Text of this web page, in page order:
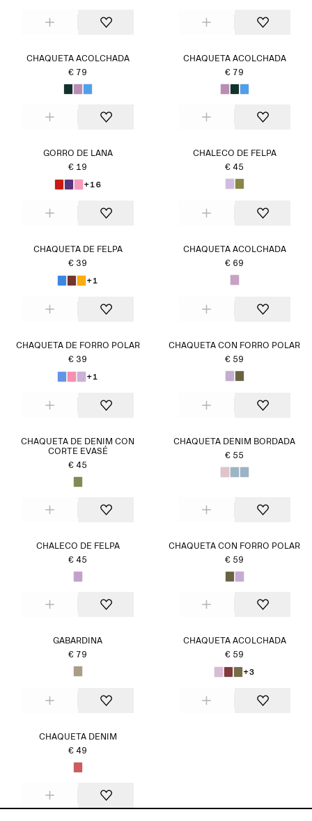
CHAQUETA ACOLCHADA
€ 79
CHAQUETA ACOLCHADA
€ 79
GORRO DE LANA
€ 19
+16
CHALECO DE FELPA
€ 45
CHAQUETA DE FELPA
€ 39
+1
CHAQUETA ACOLCHADA
€ 69
CHAQUETA DE FORRO POLAR
€ 39
+1
CHAQUETA CON FORRO POLAR
€ 59
CHAQUETA DE DENIM CON
CORTE EVASÉ
€ 45
CHAQUETA DENIM BORDADA
€ 55
CHALECO DE FELPA
€ 45
CHAQUETA CON FORRO POLAR
€ 59
GABARDINA
€ 79
CHAQUETA ACOLCHADA
€ 59
+3
CHAQUETA DENIM
€ 49